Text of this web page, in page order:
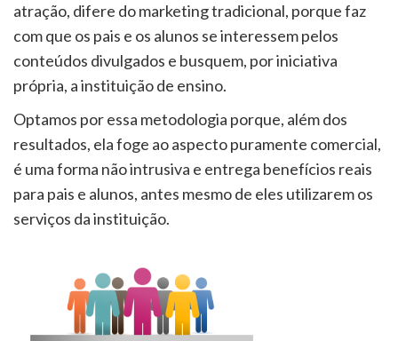
atração, difere do marketing tradicional, porque faz
com que os pais e os alunos se interessem pelos
conteúdos divulgados e busquem, por iniciativa
própria, a instituição de ensino.
Optamos por essa metodologia porque, além dos
resultados, ela foge ao aspecto puramente comercial,
é uma forma não intrusiva e entrega benefícios reais
para pais e alunos, antes mesmo de eles utilizarem os
serviços da instituição.